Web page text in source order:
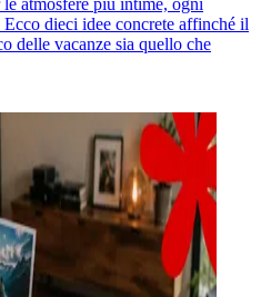
atmosfere più intime, ogni
dieci idee concrete affinché il
delle vacanze sia quello che